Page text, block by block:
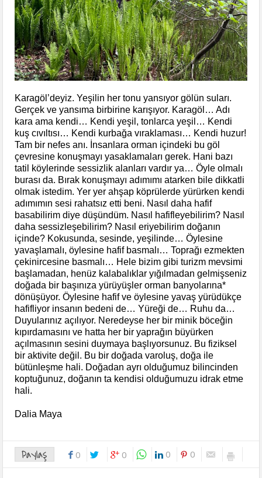
Karagöl’deyiz. Yeşilin her tonu yansıyor gölün suları.
Gerçek ve yansıma birbirine karışıyor. Karagöl… Adı
kara ama kendi… Kendi yeşil, tonlarca yeşil… Kendi
kuş cıvıltısı… Kendi kurbağa vıraklaması… Kendi huzur!
Tam bir nefes anı. İnsanlara orman içindeki bu göl
çevresine konuşmayı yasaklamaları gerek. Hani bazı
tatil köylerinde sessizlik alanları vardır ya… Öyle olmalı
burası da. Bırak konuşmayı adımımı atarken bile dikkatli
olmak istedim. Yer yer ahşap köprülerde yürürken kendi
adımımın sesi rahatsız etti beni. Nasıl daha hafif
basabilirim diye düşündüm. Nasıl hafifleyebilirim? Nasıl
daha sessizleşebilirim? Nasıl eriyebilirim doğanın
içinde? Kokusunda, sesinde, yeşilinde… Öylesine
yavaşlamalı, öylesine hafif basmalı… Toprağı ezmekten
çekinircesine basmalı… Hele bizim gibi turizm mevsimi
başlamadan, henüz kalabalıklar yığılmadan gelmişseniz
doğada bir başınıza yürüyüşler orman banyolarına*
dönüşüyor. Öylesine hafif ve öylesine yavaş yürüdükçe
hafifliyor insanın bedeni de… Yüreği de… Ruhu da…
Duyularınız açılıyor. Neredeyse her bir minik böceğin
kıpırdamasını ve hatta her bir yaprağın büyürken
açılmasının sesini duymaya başlıyorsunuz. Bu fiziksel
bir aktivite değil. Bu bir doğada varoluş, doğa ile
bütünleşme hali. Doğadan ayrı olduğumuz bilincinden
koptuğunuz, doğanın ta kendisi olduğumuzu idrak etme
hali.
Dalia Maya
Paylaş 0 0 0 0